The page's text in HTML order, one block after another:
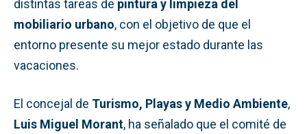
distintas tareas de pintura y limpieza del
mobiliario urbano, con el objetivo de que el
entorno presente su mejor estado durante las
vacaciones.
El concejal de Turismo, Playas y Medio Ambiente,
Luis Miguel Morant, ha señalado que el comité de